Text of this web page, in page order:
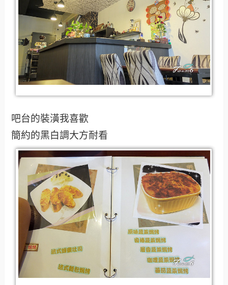
吧台的裝潢我喜歡
簡約的黑白調大方耐看